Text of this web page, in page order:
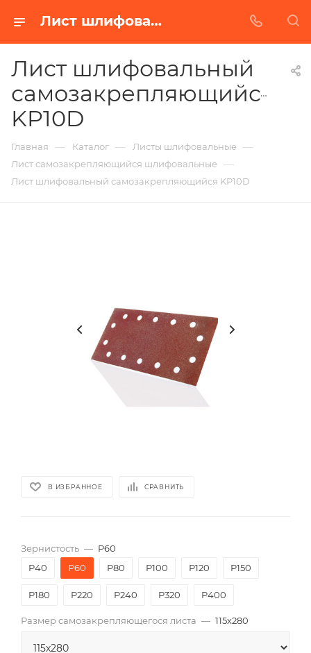
Лист шлифовальный самозакрепляющийся KP10D в Белгороде | Купить по недорогой цене от Абразивного Завода
Лист шлифовальный
самозакрепляющийся
KP10D
Главная — Каталог — Листы шлифовальные —
Лист самозакрепляющийся шлифовальные —
Лист шлифовальный самозакрепляющийся KP10D
В ИЗБРАННОЕ СРАВНИТЬ
Зернистость — P60
P40
P60 P80 P100 P120 P150
P180 P220 P240 P320 P400
Размер самозакрепляющегося листа — 115х280